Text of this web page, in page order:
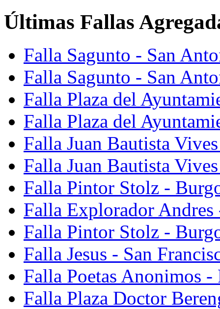
Últimas Fallas
Falla Sagunto - San
Falla Sagunto - San
Falla Plaza del
Falla Plaza del
Falla Juan Bautista
Falla Juan Bautista
Falla Pintor Stolz -
Falla Explorador Andres
Falla Pintor Stolz -
Falla Jesus - San
Falla Poetas Anonimos
Falla Plaza Doctor